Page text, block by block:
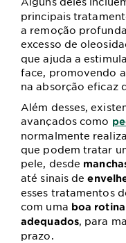
principais
a remoção
excesso de
que ajuda a
face, promovendo
na absorção eficaz
Além desses,
avançados como
normalmente
que podem tratar
pele, desde
até sinais de
esses tratamentos
com uma boa
adequados, para
prazo.